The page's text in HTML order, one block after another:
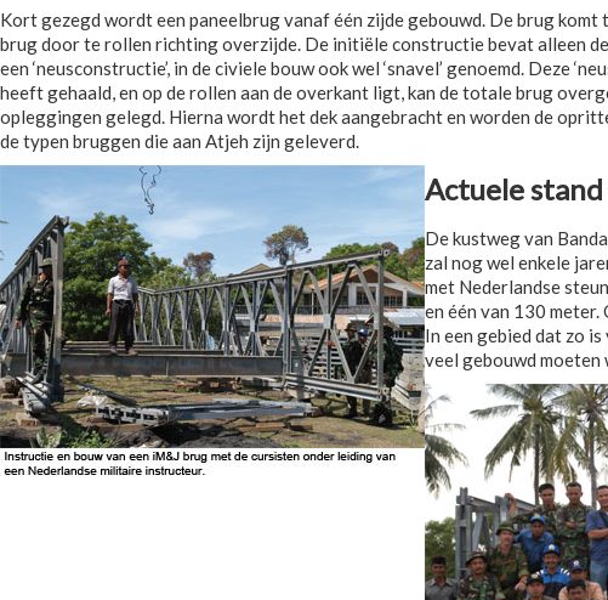
Kort gezegd wordt een paneelbrug vanaf één zijde gebouwd. De brug
brug door te rollen richting overzijde. De initiële constructie bevat alleen
een ‘neusconstructie’, in de civiele bouw ook wel ‘snavel’ genoemd. Deze
heeft gehaald, en op de rollen aan de overkant ligt, kan de totale brug
opleggingen gelegd. Hierna wordt het dek aangebracht en worden de
de typen bruggen die aan Atjeh zijn geleverd.
Actuele stand
De kustweg van
zal nog wel enkele
met Nederlandse
en één van 130
In een gebied dat zo
veel gebouwd moeten